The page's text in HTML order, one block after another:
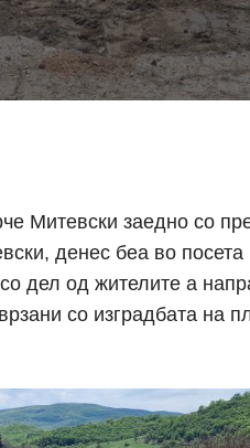
Митевски заедно со
денес беа во посета
дел од жителите а
со изградбата на